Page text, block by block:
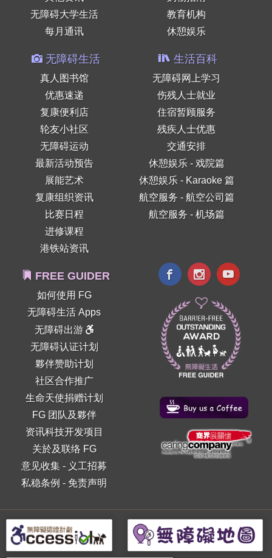
无障碍大学生活
每月通讯
教育机构
休憩娱乐
无障碍生活
真人图书馆
优惠速递
复康便利店
轮友小社区
无障碍运动
最新活动预告
展能艺术
复康组织资讯
比赛日程
进修课程
港铁站资讯
生活百科
无障碍网上学习
伤残人士就业
住宿暂顾服务
残疾人士优惠
交通安排
休憩娱乐 - 戏院篇
休憩娱乐 - Karaoke 篇
航空服务 - 航空公司篇
航空服务 - 机场篇
FREE GUIDER
如何使用 FG
无障碍生活 Apps
无障碍出游
无障碍认证计划
夥伴赞助计划
社区合作推广
生命天使捐赠计划
FG 团队及夥伴
资讯科技开发项目
关於及联络 FG
意见收集 - 义工招募
私稳条例 - 免责声明